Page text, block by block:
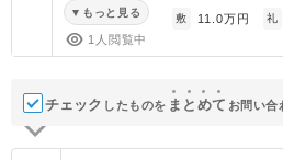
もっと見る
1人閲覧中
敷 11.0万円 礼
チェック したものを ま と めて お問い合